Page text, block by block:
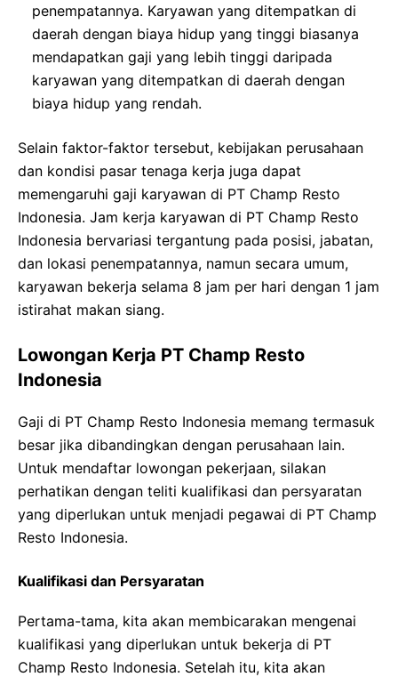
penempatannya. Karyawan yang ditempatkan di
daerah dengan biaya hidup yang tinggi biasanya
mendapatkan gaji yang lebih tinggi daripada
karyawan yang ditempatkan di daerah dengan
biaya hidup yang rendah.
Selain faktor-faktor tersebut, kebijakan perusahaan
dan kondisi pasar tenaga kerja juga dapat
memengaruhi gaji karyawan di PT Champ Resto
Indonesia. Jam kerja karyawan di PT Champ Resto
Indonesia bervariasi tergantung pada posisi, jabatan,
dan lokasi penempatannya, namun secara umum,
karyawan bekerja selama 8 jam per hari dengan 1 jam
istirahat makan siang.
Lowongan Kerja PT Champ Resto
Indonesia
Gaji di PT Champ Resto Indonesia memang termasuk
besar jika dibandingkan dengan perusahaan lain.
Untuk mendaftar lowongan pekerjaan, silakan
perhatikan dengan teliti kualifikasi dan persyaratan
yang diperlukan untuk menjadi pegawai di PT Champ
Resto Indonesia.
Kualifikasi dan Persyaratan
Pertama-tama, kita akan membicarakan mengenai
kualifikasi yang diperlukan untuk bekerja di PT
Champ Resto Indonesia. Setelah itu, kita akan